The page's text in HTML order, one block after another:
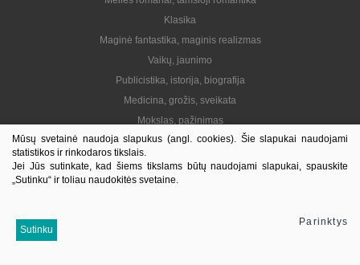
Klasika
Maginė fantastika, maginis realizmas
Vaikų, jaunimo
Publicistika, istorija, biografija
Medicina, grožis, sveikata
Mokslas, pažinimas
Praktinė, gyvenimo būdas
Lietuvių autoriai
El. knygos
Mūsų svetainė naudoja slapukus (angl. cookies). Šie slapukai naudojami
statistikos ir rinkodaros tikslais.
Jei Jūs sutinkate, kad šiems tikslams būtų naudojami slapukai, spauskite
„Sutinku“ ir toliau naudokitės svetaine.
Sutinku
Parinktys